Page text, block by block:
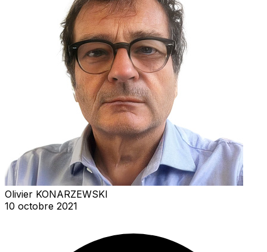
Olivier KONARZEWSKI
10 octobre 2021